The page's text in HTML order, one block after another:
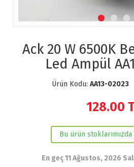
Ack 20 W 6500K
Led Ampül
Ürün Kodu: AA13-02023
128.00
Bu ürün
En geç 11 Ağustos, 2026